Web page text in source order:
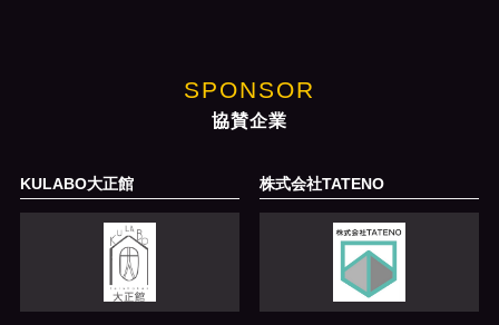
SPONSOR
協賛企業
KULABO大正館 株式会社TATENO